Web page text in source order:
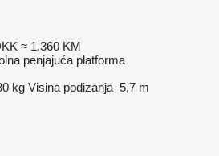
≈ 1.360 KM
penjajuća platforma
kg Visina podizanja 5,7 m